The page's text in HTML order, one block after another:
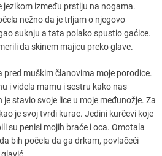
jezikom između prstiju na nogama.
nežno da je trljam o njegovo
suknju a tata polako spustio gaćice.
da skinem majicu preko glave.
pred muškim članovima moje porodice.
i videla mamu i sestru kako nas
stavio svoje lice u moje međunožje. Za
je svoj tvrdi kurac. Jedini kurčevi koje
su penisi mojih braće i oca. Omotala
bih počela da ga drkam, povlačeći